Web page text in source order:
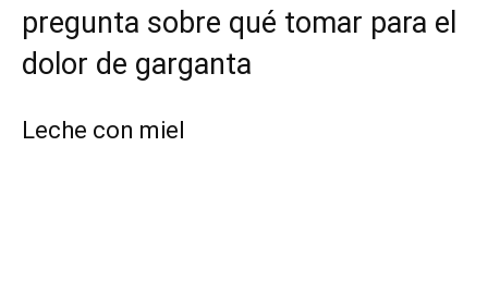
pregunta sobre qué tomar para el
dolor de garganta
Leche con miel